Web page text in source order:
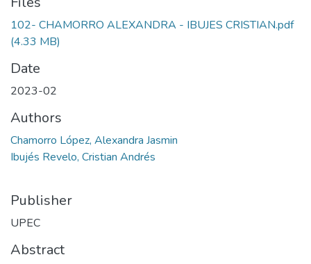
102- CHAMORRO ALEXANDRA - IBUJES CRISTIAN.pdf
(4.33 MB)
Date
2023-02
Authors
Chamorro López, Alexandra Jasmin
Ibujés Revelo, Cristian Andrés
Publisher
UPEC
Abstract